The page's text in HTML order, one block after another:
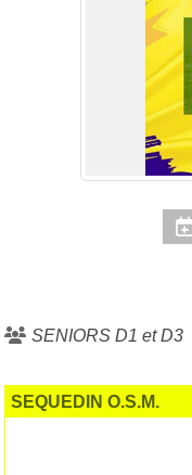
SENIORS D1 et D3
SEQUEDIN O.S.M.